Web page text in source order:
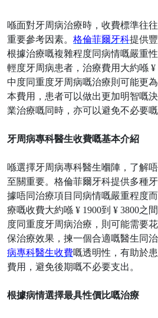
喺面對牙周病治療時，收費標準往
重要參考因素。 格倫菲爾牙科提供
根據治療嘅複雜程度同病情嘅嚴重
輕度牙周病患者，治療費用大約喺 ¥
中度同重度牙周病嘅治療則可能更
本費用，患者可以做出更加明智嘅
業治療嘅同時，亦可以避免不必要嘅
牙周病專科醫生收費嘅基本介紹
喺選擇牙周病專科醫生嗰陣，了解
至關重要。格倫菲爾牙科提供多種
據唔同治療項目同病情嘅嚴重程度
療嘅收費大約喺 ¥ 1900到 ¥ 3800之
度同重度牙周病治療，則可能需要
保治療效果，揀一個合適嘅醫生同治
病專科醫生收費嘅透明性，有助於
費用，避免後期嘅不必要支出。
根據病情選擇最具性價比嘅治療